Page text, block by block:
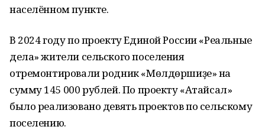
населённом пункте.
В 2024 году по проекту Единой России «Реальные
дела» жители сельского поселения
отремонтировали родник «Мөлдөршиҙе» на
сумму 145 000 рублей. По проекту «Атайсал»
было реализовано девять проектов по сельскому
поселению.